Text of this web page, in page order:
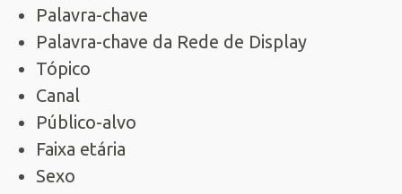
Palavra-chave
Palavra-chave da Rede de Display
Tópico
Canal
Público-alvo
Faixa etária
Sexo